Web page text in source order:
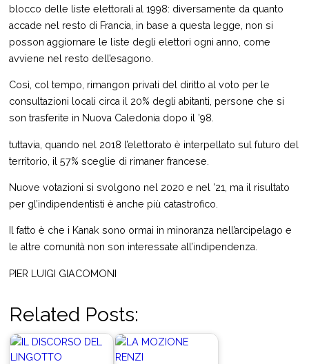
blocco delle liste elettorali al 1998: diversamente da quanto
accade nel resto di Francia, in base a questa legge, non si
posson aggiornare le liste degli elettori ogni anno, come
avviene nel resto dell’esagono.
Così, col tempo, rimangon privati del diritto al voto per le
consultazioni locali circa il 20% degli abitanti, persone che si
son trasferite in Nuova Caledonia dopo il ’98.
tuttavia, quando nel 2018 l’elettorato è interpellato sul futuro del
territorio, il 57% sceglie di rimaner francese.
Nuove votazioni si svolgono nel 2020 e nel ’21, ma il risultato
per gl’indipendentisti è anche più catastrofico.
Il fatto è che i Kanak sono ormai in minoranza nell’arcipelago e
le altre comunità non son interessate all’indipendenza.
PIER LUIGI GIACOMONI
Related Posts: